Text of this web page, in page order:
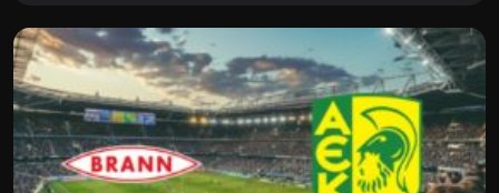
SIGMA
OLOMOUC
2025-
08-
21
19:00